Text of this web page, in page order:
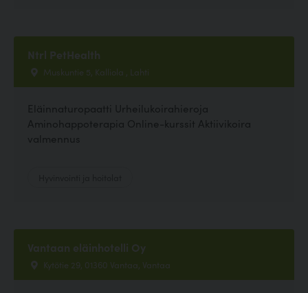
Ntrl PetHealth
Muskuntie 5, Kalliola , Lahti
Eläinnaturopaatti Urheilukoirahieroja
Aminohappoterapia Online-kurssit Aktiivikoira
valmennus
Vantaan eläinhotelli Oy
Kytötie 29, 01360 Vantaa, Vantaa